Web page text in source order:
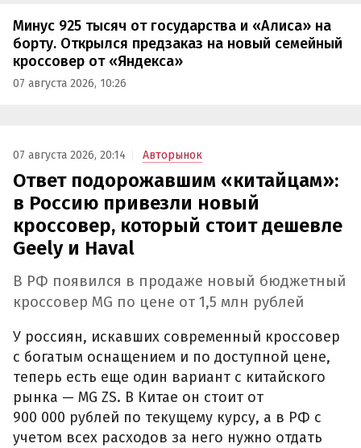
Минус 925 тысяч от государства и «Алиса» на
борту. Открылся предзаказ на новый семейный
кроссовер от «Яндекса»
07 августа 2026, 10:26
07 августа 2026, 20:14 Авторынок
Ответ подорожавшим «китайцам»:
в Россию привезли новый
кроссовер, который стоит дешевле
Geely и Haval
В РФ появился в продаже новый бюджетный
кроссовер MG по цене от 1,5 млн рублей
У россиян, искавших современный кроссовер
с богатым оснащением и по доступной цене,
теперь есть еще один вариант с китайского
рынка — MG ZS. В Китае он стоит от
900 000 рублей по текущему курсу, а в РФ с
учетом всех расходов за него нужно отдать